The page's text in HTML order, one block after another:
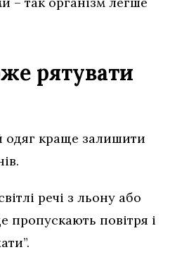
рятувати
краще залишити
речі з льону або
пропускають повітря і